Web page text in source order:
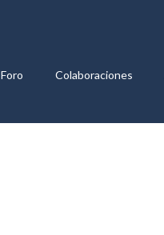
Foro Colaboraciones